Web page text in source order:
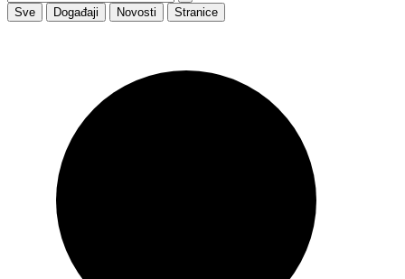
Sve Događaji Novosti Stranice